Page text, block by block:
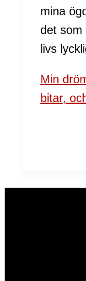
mina
det som
livs
Min
bitar,